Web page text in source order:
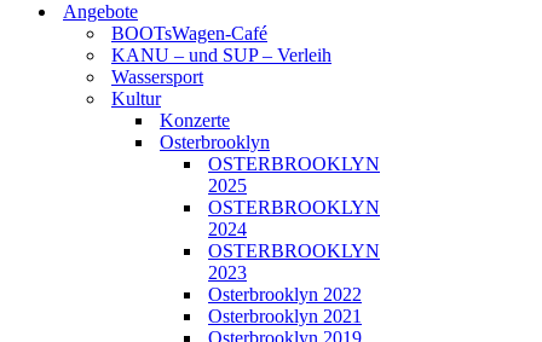
Angebote
BOOTsWagen-Café
KANU – und SUP – Verleih
Wassersport
Kultur
Konzerte
Osterbrooklyn
OSTERBROOKLYN
2025
OSTERBROOKLYN
2024
OSTERBROOKLYN
2023
Osterbrooklyn 2022
Osterbrooklyn 2021
Osterbrooklyn 2019